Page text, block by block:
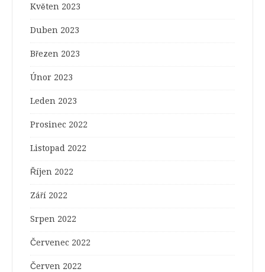
Květen 2023
Duben 2023
Březen 2023
Únor 2023
Leden 2023
Prosinec 2022
Listopad 2022
Říjen 2022
Září 2022
Srpen 2022
Červenec 2022
Červen 2022